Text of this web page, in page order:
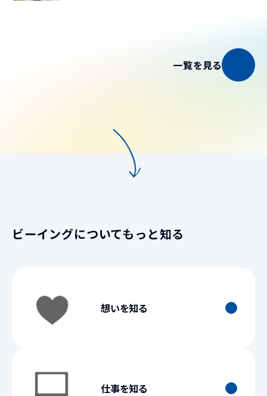
一覧を見る
ビーイングについてもっと知る
想いを知る
仕事を知る